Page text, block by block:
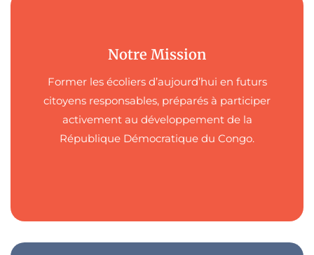
Notre Mission
Former les écoliers d’aujourd’hui en futurs
citoyens responsables, préparés à participer
activement au développement de la
République Démocratique du Congo.